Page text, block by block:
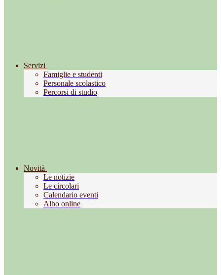
Servizi
Famiglie e studenti
Personale scolastico
Percorsi di studio
Novità
Le notizie
Le circolari
Calendario eventi
Albo online